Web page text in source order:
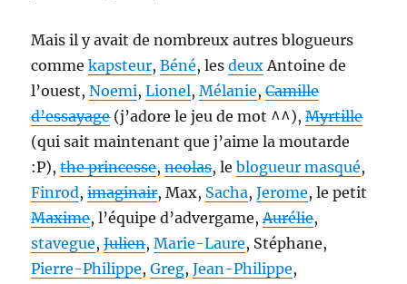
Mais il y avait de nombreux autres blogueurs
commekapsteur,Béné, lesdeuxAntoine de
l’ouest,Noemi,Lionel,Mélanie,Camille
d’essayage(j’adore le jeu de mot ^^),Myrtille
(qui sait maintenant que j’aime la moutarde
:P),the princesse,neolas, leblogueur masqué,
Finrod,imaginair, Max, Sacha,Jerome, le petit
Maxime, l’équipe d’advergame,Aurélie,
stavegue,Julien,Marie-Laure, Stéphane,
Pierre-Philippe,Greg,Jean-Philippe,